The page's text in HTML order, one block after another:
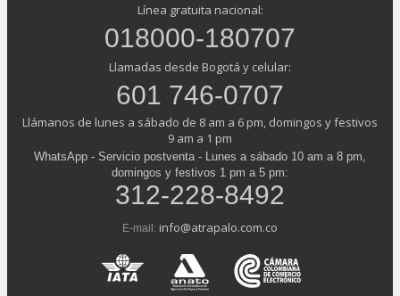
Línea gratuita nacional:
018000-180707
Llamadas desde Bogotá y celular:
601 746-0707
Llámanos de lunes a sábado de 8 am a 6 pm, domingos y festivos
9 am a 1 pm
WhatsApp - Servicio postventa - Lunes a sábado 10 am a 8 pm,
domingos y festivos 1 pm a 5 pm:
312-228-8492
E-mail: info@atrapalo.com.co